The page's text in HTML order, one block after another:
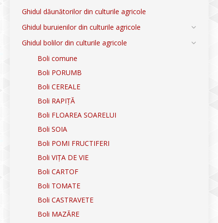
Ghidul dăunătorilor din culturile agricole
Ghidul buruienilor din culturile agricole
Ghidul bolilor din culturile agricole
Boli comune
Boli PORUMB
Boli CEREALE
Boli RAPIȚĂ
Boli FLOAREA SOARELUI
Boli SOIA
Boli POMI FRUCTIFERI
Boli VIȚA DE VIE
Boli CARTOF
Boli TOMATE
Boli CASTRAVETE
Boli MAZĂRE